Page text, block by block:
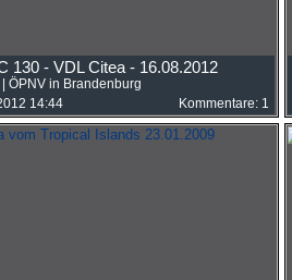
130 - VDL Citea - 16.08.2012
ÖPNV in Brandenburg
14:44
Kommentare: 1